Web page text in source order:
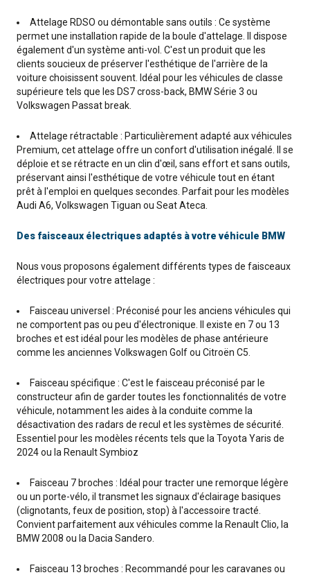
Attelage RDSO ou démontable sans outils : Ce système
permet une installation rapide de la boule d'attelage. Il dispose
également d'un système anti-vol. C'est un produit que les
clients soucieux de préserver l'esthétique de l'arrière de la
voiture choisissent souvent. Idéal pour les véhicules de classe
supérieure tels que les DS7 cross-back, BMW Série 3 ou
Volkswagen Passat break.
Attelage rétractable : Particulièrement adapté aux véhicules
Premium, cet attelage offre un confort d'utilisation inégalé. Il se
déploie et se rétracte en un clin d'œil, sans effort et sans outils,
préservant ainsi l'esthétique de votre véhicule tout en étant
prêt à l'emploi en quelques secondes. Parfait pour les modèles
Audi A6, Volkswagen Tiguan ou Seat Ateca.
Des faisceaux électriques adaptés à votre véhicule BMW
Nous vous proposons également différents types de faisceaux
électriques pour votre attelage :
Faisceau universel : Préconisé pour les anciens véhicules qui
ne comportent pas ou peu d'électronique. Il existe en 7 ou 13
broches et est idéal pour les modèles de phase antérieure
comme les anciennes Volkswagen Golf ou Citroën C5.
Faisceau spécifique : C'est le faisceau préconisé par le
constructeur afin de garder toutes les fonctionnalités de votre
véhicule, notamment les aides à la conduite comme la
désactivation des radars de recul et les systèmes de sécurité.
Essentiel pour les modèles récents tels que la Toyota Yaris de
2024 ou la Renault Symbioz
Faisceau 7 broches : Idéal pour tracter une remorque légère
ou un porte-vélo, il transmet les signaux d'éclairage basiques
(clignotants, feux de position, stop) à l'accessoire tracté.
Convient parfaitement aux véhicules comme la Renault Clio, la
BMW 2008 ou la Dacia Sandero.
Faisceau 13 broches : Recommandé pour les caravanes ou